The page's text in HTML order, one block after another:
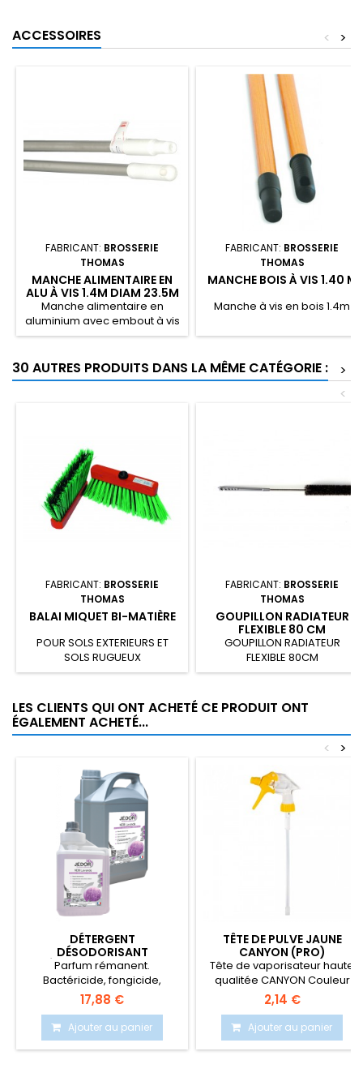
ACCESSOIRES >
<
FABRICANT: BROSSERIE
THOMAS
MANCHE ALIMENTAIRE EN
ALU À VIS 1.4M DIAM 23.5M
BLANC
Manche alimentaire en
aluminium avec embout à vis
blanc.
FABRICANT: BROSSERIE
THOMAS
MANCHE BOIS À VIS 1.40 M
Manche à vis en bois 1.4m
30 AUTRES PRODUITS DANS LA MÊME CATÉGORIE :
>
<
FABRICANT: BROSSERIE
THOMAS
BALAI MIQUET BI-MATIÈRE
POUR SOLS EXTERIEURS ET
SOLS RUGUEUX
FABRICANT: BROSSERIE
THOMAS
GOUPILLON RADIATEUR
FLEXIBLE 80 CM
GOUPILLON RADIATEUR
FLEXIBLE 80CM
LES CLIENTS QUI ONT ACHETÉ CE PRODUIT ONT
ÉGALEMENT ACHETÉ...
>
<
DÉTERGENT
DÉSODORISANT
DÉSINFECTANT SOL 3D
LAVANDE 5 L
Parfum rémanent.
Bactéricide, fongicide,
levuricide et virucide. Efficace
sur...
17,88 €
Ajouter au panier
TÊTE DE PULVE JAUNE
CANYON (PRO)
Tête de vaporisateur haute
qualitée CANYON Couleur
jaune
2,14 €
Ajouter au panier